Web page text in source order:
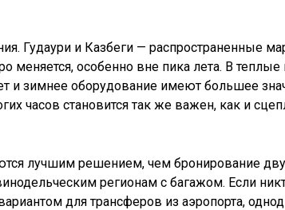
Гудаури и Казбеги — распространенные
меняется, особенно вне пика лета. В
зимнее оборудование имеют большее
часов становится так же важен, как и
лучшим решением, чем бронирование
регионам с багажом. Если
для трансферов из аэропорта,